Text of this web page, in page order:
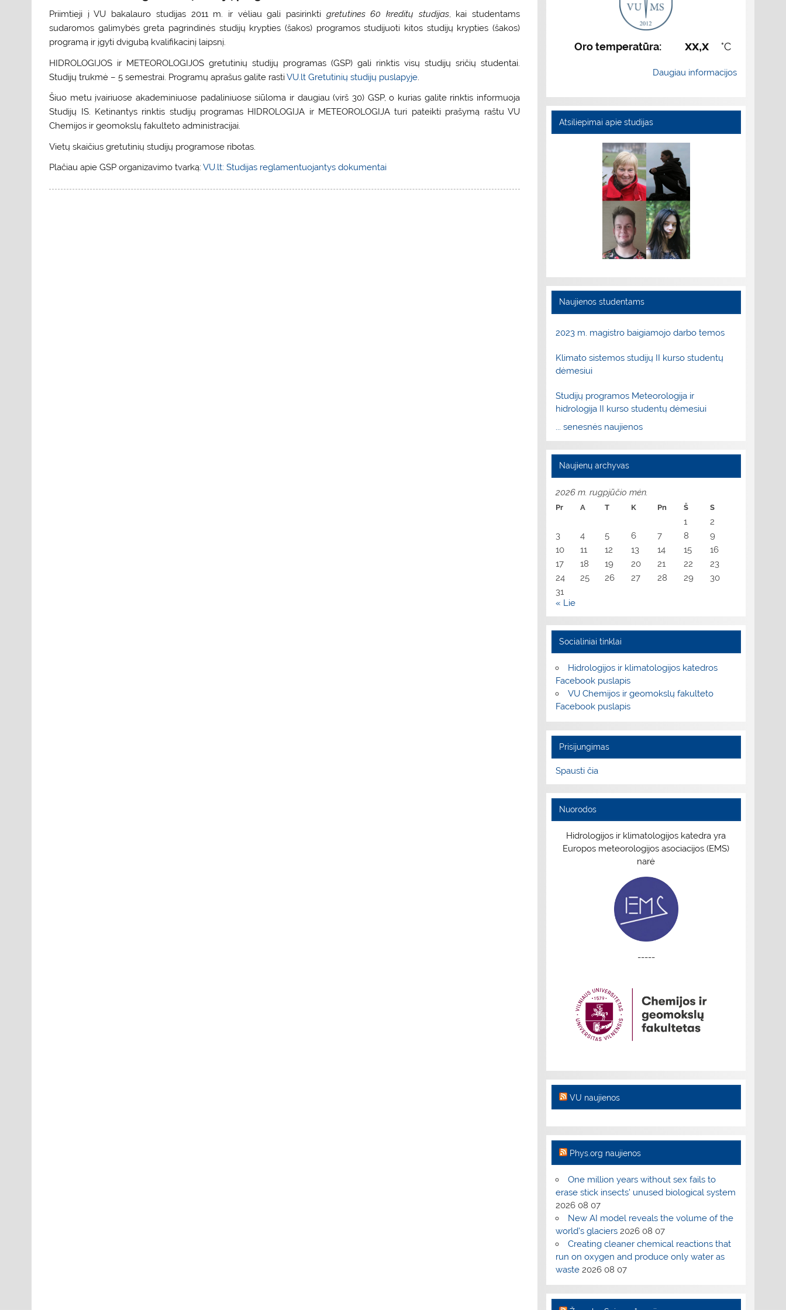
Priimtieji į VU bakalauro studijas 2011 m. ir vėliau gali pasirinkti gretutines 60 kreditų studijas, kai studentams
sudaromos galimybės greta pagrindinės studijų krypties (šakos) programos studijuoti kitos studijų krypties (šakos)
programą ir įgyti dvigubą kvalifikacinį laipsnį.
HIDROLOGIJOS ir METEOROLOGIJOS gretutinių studijų programas (GSP) gali rinktis visų studijų sričių studentai.
Studijų trukmė – 5 semestrai. Programų aprašus galite rastiVU.lt Gretutinių studijų puslapyje.
Šiuo metu įvairiuose akademiniuose padaliniuose siūloma ir daugiau (virš 30) GSP, o kurias galite rinktis informuoja
Studijų IS. Ketinantys rinktis studijų programas HIDROLOGIJA ir METEOROLOGIJA turi pateikti prašymą raštu VU
Chemijos ir geomokslų fakulteto administracijai.
Vietų skaičius gretutinių studijų programose ribotas.
Plačiau apie GSP organizavimo tvarką:VU.lt: Studijas reglamentuojantys dokumentai
Oro temperatūra: xx,x °C
Daugiau informacijos
Atsiliepimai apie studijas
Naujienos studentams
2023 m. magistro baigiamojo darbo temos
Klimato sistemos studijų II kurso studentų
dėmesiui
Studijų programos Meteorologija ir
hidrologija II kurso studentų dėmesiui
... senesnės naujienos
Naujienų archyvas
2026 m. rugpjūčio mėn.
Pr A T K Pn Š S
1
2
3
4 5 6 7 8
9
10
11 12 13 14 15
16
17
18 19 20 21 22
23
24
25 26 27 28 29
30
31
« Lie
Socialiniai tinklai
Hidrologijos ir klimatologijos katedros
Facebook puslapis
VU Chemijos ir geomokslų fakulteto
Facebook puslapis
Prisijungimas
Spausti čia
Nuorodos
Hidrologijos ir klimatologijos katedra yra
Europos meteorologijos asociacijos (EMS)
narė
-----
VU naujienos
Phys.org naujienos
One million years without sex fails to
erase stick insects' unused biological system
2026 08 07
New AI model reveals the volume of the
world's glaciers 2026 08 07
Creating cleaner chemical reactions that
run on oxygen and produce only water as
waste 2026 08 07